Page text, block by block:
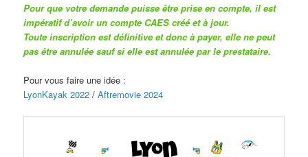
Pour que votre demande puisse être prise en compte, il est
impératif d’avoir un compte CAES créé et à jour.
Toute inscription est définitive et donc à payer, elle ne peut
pas être annulée sauf si elle est annulée par le prestataire.
Pour vous faire une idée :
LyonKayak 2022 /Aftremovie 2024